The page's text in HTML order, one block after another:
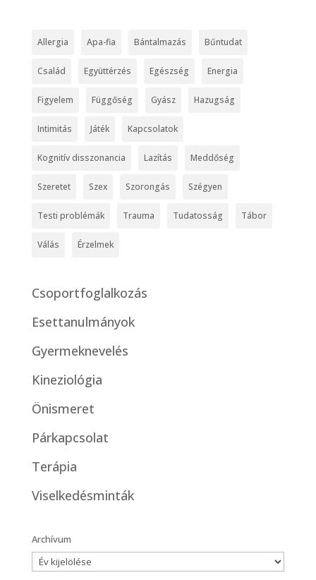
Allergia Apa-fia Bántalmazás Bűntudat
Család Együttérzés Egészség Energia
Figyelem Függőség Gyász Hazugság
Intimitás Játék Kapcsolatok
Kognitív disszonancia Lazítás Meddőség
Szeretet Szex Szorongás Szégyen
Testi problémák Trauma Tudatosság Tábor
Válás Érzelmek
Csoportfoglalkozás
Esettanulmányok
Gyermeknevelés
Kineziológia
Önismeret
Párkapcsolat
Terápia
Viselkedésminták
Archívum